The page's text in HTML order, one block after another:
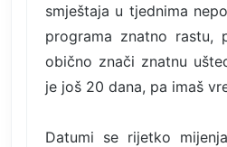
smještaja u tjednima
programa znatno rastu,
obično znači znatnu
je još 20 dana, pa imaš
Datumi se rijetko